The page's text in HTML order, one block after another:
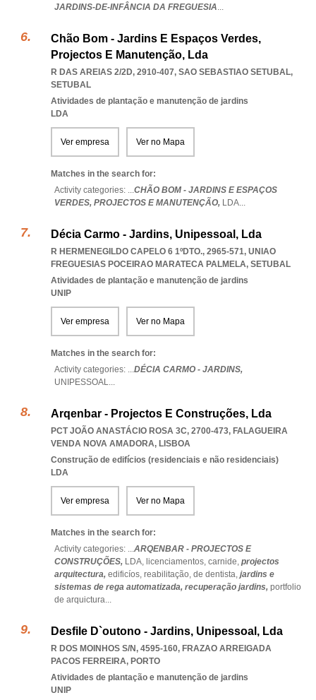
JARDINS-DE-INFÂNCIA DA FREGUESIA...
Chão Bom - Jardins E Espaços Verdes,
Projectos E Manutenção, Lda
R DAS AREIAS 2/2D, 2910-407, SAO SEBASTIAO SETUBAL,
SETUBAL
Atividades de plantação e manutenção de jardins
LDA
Ver empresa Ver no Mapa
Matches in the search for:
Activity categories: ...CHÃO BOM - JARDINS E ESPAÇOS
VERDES, PROJECTOS E MANUTENÇÃO, LDA...
Décia Carmo - Jardins, Unipessoal, Lda
R HERMENEGILDO CAPELO 6 1ºDTO., 2965-571, UNIAO
FREGUESIAS POCEIRAO MARATECA PALMELA, SETUBAL
Atividades de plantação e manutenção de jardins
UNIP
Ver empresa Ver no Mapa
Matches in the search for:
Activity categories: ...DÉCIA CARMO - JARDINS,
UNIPESSOAL...
Arqenbar - Projectos E Construções, Lda
PCT JOÃO ANASTÁCIO ROSA 3C, 2700-473, FALAGUEIRA
VENDA NOVA AMADORA, LISBOA
Construção de edifícios (residenciais e não residenciais)
LDA
Ver empresa Ver no Mapa
Matches in the search for:
Activity categories: ...ARQENBAR - PROJECTOS E
CONSTRUÇÕES, LDA, licenciamentos, carnide, projectos
arquitectura, edificíos, reabilitação, de dentista, jardins e
sistemas de rega automatizada, recuperação jardins, portfolio
de arquictura...
Desfile D`outono - Jardins, Unipessoal, Lda
R DOS MOINHOS S/N, 4595-160, FRAZAO ARREIGADA
PACOS FERREIRA, PORTO
Atividades de plantação e manutenção de jardins
UNIP